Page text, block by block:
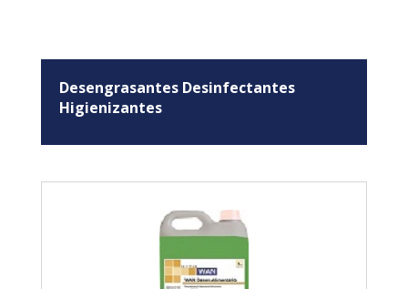
Desengrasantes Desinfectantes
Higienizantes